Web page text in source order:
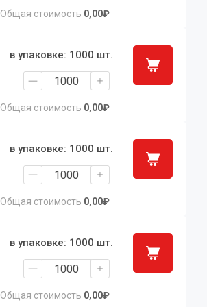
Общая стоимость 0,00₽
в упаковке: 1000 шт.
Общая стоимость 0,00₽
в упаковке: 1000 шт.
Общая стоимость 0,00₽
в упаковке: 1000 шт.
Общая стоимость 0,00₽